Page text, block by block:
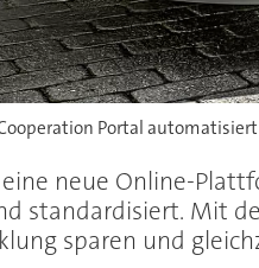
Portal
neue Online-
standardisiert. Mit
sparen und